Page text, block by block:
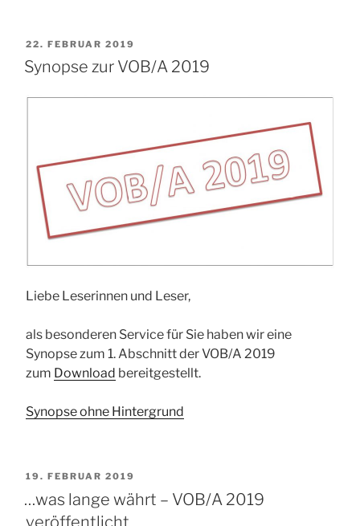
VERÖFFENTLICHT
AM
22. FEBRUAR 2019
Synopse zur VOB/A 2019
Liebe Leserinnen und Leser,
als besonderen Service für Sie haben wir eine
Synopse zum 1. Abschnitt der VOB/A 2019
zum Download bereitgestellt.
Synopse ohne Hintergrund
VERÖFFENTLICHT
AM
19. FEBRUAR 2019
…was lange währt – VOB/A 2019
veröffentlicht